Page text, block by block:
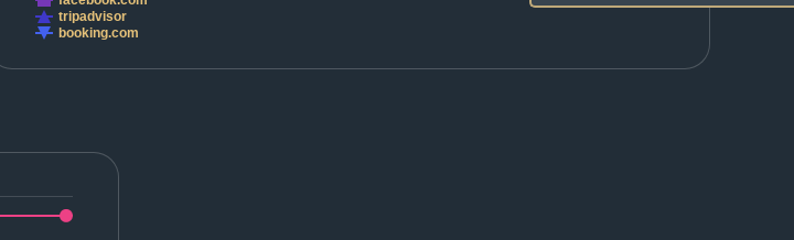
tripadvisor
booking.com